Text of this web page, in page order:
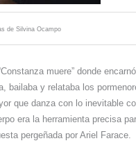
de Silvina Ocampo
muere” donde
bailaba y relataba los
que danza con lo inevitable
era la herramienta precisa
pergeñada por Ariel Farace.